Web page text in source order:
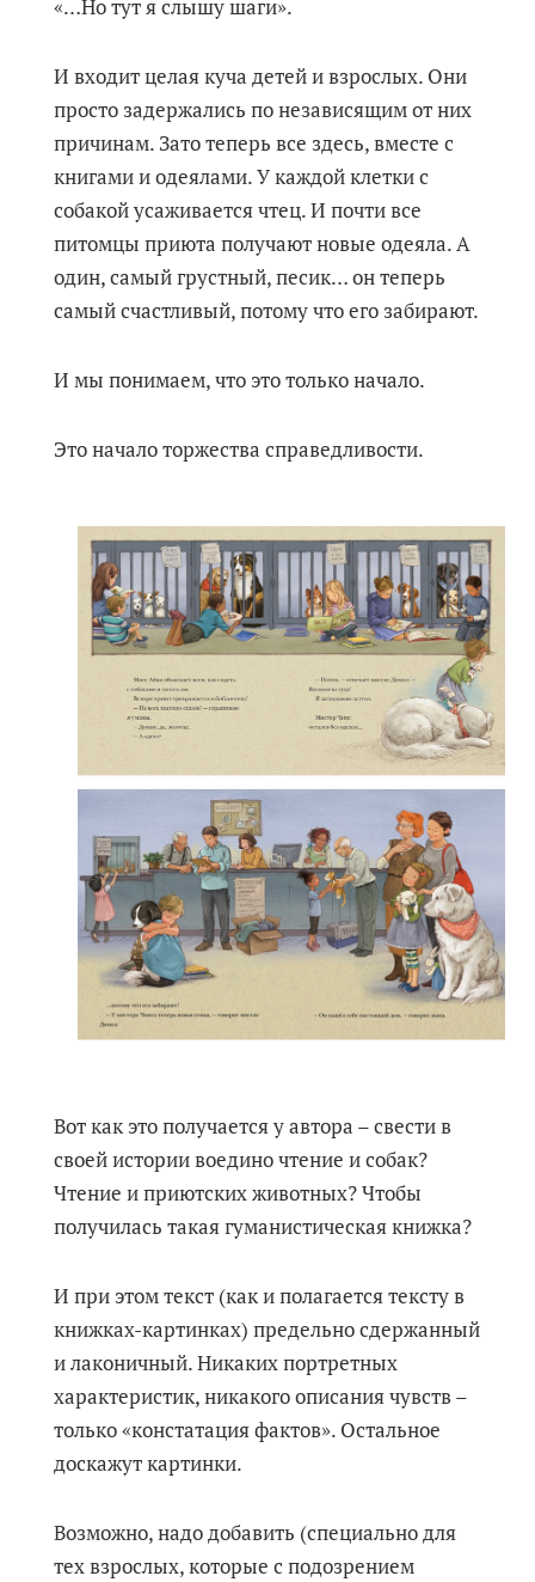
«…Но тут я слышу шаги».
И входит целая куча детей и взрослых. Они
просто задержались по независящим от них
причинам. Зато теперь все здесь, вместе с
книгами и одеялами. У каждой клетки с
собакой усаживается чтец. И почти все
питомцы приюта получают новые одеяла. А
один, самый грустный, песик… он теперь
самый счастливый, потому что его забирают.
И мы понимаем, что это только начало.
Это начало торжества справедливости.
Вот как это получается у автора – свести в
своей истории воедино чтение и собак?
Чтение и приютских животных? Чтобы
получилась такая гуманистическая книжка?
И при этом текст (как и полагается тексту в
книжках-картинках) предельно сдержанный
и лаконичный. Никаких портретных
характеристик, никакого описания чувств –
только «констатация фактов». Остальное
доскажут картинки.
Возможно, надо добавить (специально для
тех взрослых, которые с подозрением